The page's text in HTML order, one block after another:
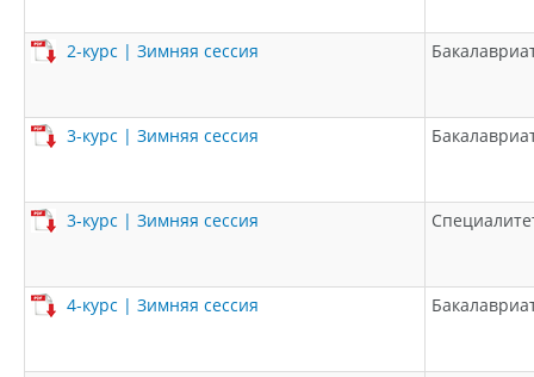
2-курс | Зимняя сессия
3-курс | Зимняя сессия
3-курс | Зимняя сессия
4-курс | Зимняя сессия